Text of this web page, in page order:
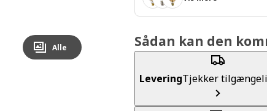
Alle Sådan kan den
LeveringTjekker